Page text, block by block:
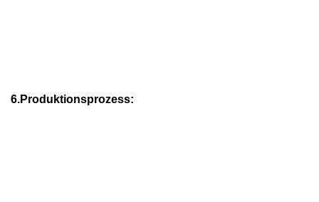
6.Produktionsprozess: